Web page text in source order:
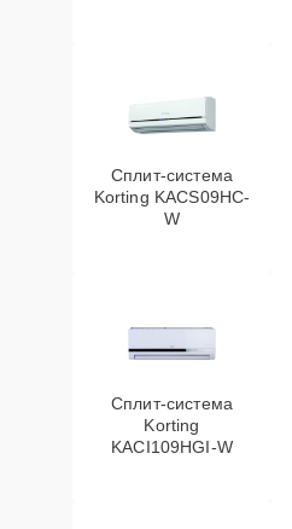
Сплит-система
Korting KACS09HC-
W
Сплит-система
Korting
KACI109HGI-W